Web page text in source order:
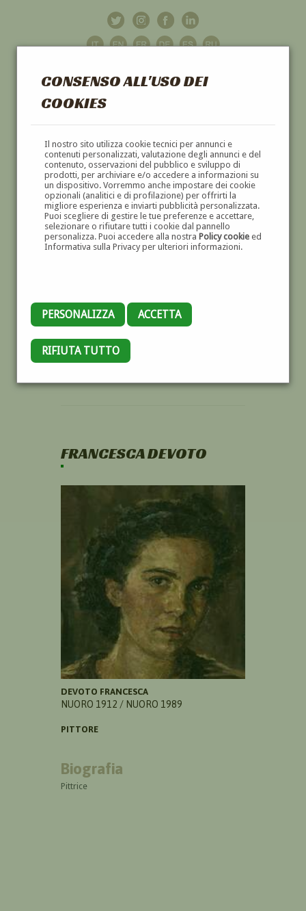
CONSENSO ALL'USO DEI
COOKIES
Il nostro sito utilizza cookie tecnici per annunci e
contenuti personalizzati, valutazione degli annunci e del
contenuto, osservazioni del pubblico e sviluppo di
prodotti, per archiviare e/o accedere a informazioni su
un dispositivo. Vorremmo anche impostare dei cookie
opzionali (analitici e di profilazione) per offrirti la
migliore esperienza e inviarti pubblicità personalizzata.
Puoi scegliere di gestire le tue preferenze e accettare,
selezionare o rifiutare tutti i cookie dal pannello
personalizza. Puoi accedere alla nostra Policy cookieed
Informativa sulla Privacy per ulteriori informazioni.
PERSONALIZZA ACCETTA
RIFIUTA TUTTO
GALLERIAD'ARTE
DIPINTI E SCULTURE '800 E '900
FRANCESCA DEVOTO
DEVOTO FRANCESCA
NUORO 1912 / NUORO 1989
PITTORE
Biografia
Pittrice